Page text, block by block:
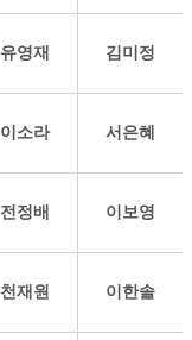
유영재 김미정
이소라 서은혜
전정배 이보영
천재원 이한솔